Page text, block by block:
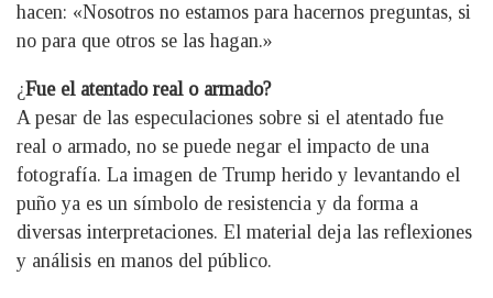
hacen: «Nosotros no estamos para hacernos preguntas, si
no para que otros se las hagan.»
¿Fue el atentado real o armado?
A pesar de las especulaciones sobre si el atentado fue
real o armado, no se puede negar el impacto de una
fotografía. La imagen de Trump herido y levantando el
puño ya es un símbolo de resistencia y da forma a
diversas interpretaciones. El material deja las reflexiones
y análisis en manos del público.